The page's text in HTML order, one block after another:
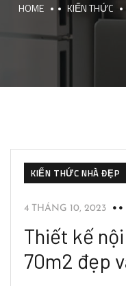
HOME KIẾN THỨC
KIẾN THỨC NHÀ ĐẸP
4 THÁNG 10, 2023
Thiết kế
70m2 đẹp